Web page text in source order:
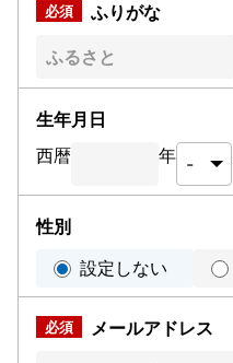
ふりがな
生年月日
西暦
年
性別
設定しない
メールアドレス